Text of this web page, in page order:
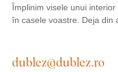
Împlinim visele unui
în casele voastre. Deja din
dublez@dublez.ro